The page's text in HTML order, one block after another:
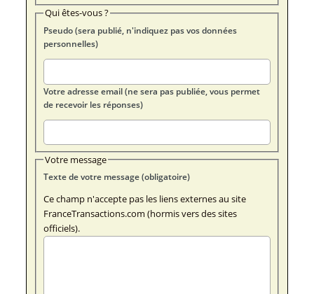
Qui êtes-vous ?
Pseudo (sera publié, n'indiquez pas vos données
personnelles)
Votre adresse email (ne sera pas publiée, vous permet
de recevoir les réponses)
Votre message
Texte de votre message (obligatoire)
Ce champ n'accepte pas les liens externes au site
FranceTransactions.com (hormis vers des sites
officiels).